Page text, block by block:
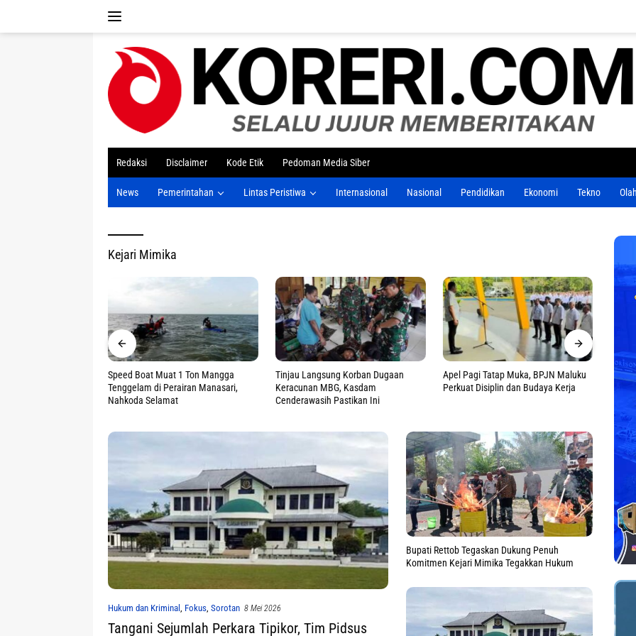
Redaksi Disclaimer Kode Etik Pedoman Media Siber
News Pemerintahan Lintas Peristiwa Internasional Nasional Pendidikan Ekonomi Tekno
Kejari Mimika
Tinjau Langsung Korban Dugaan
Keracunan MBG, Kasdam
Cenderawasih Pastikan Ini
Apel Pagi Tatap Muka, BPJN Maluku
Perkuat Disiplin dan Budaya Kerja
Semarak Kemerdekaan, Polda Papua
Tengah Ingatkan Masyarakat
Hukum dan Kriminal Fokus Sorotan 8 Mei 2026
Tangani Sejumlah Perkara Tipikor, Tim Pidsus
Bupati Rettob Tegaskan Dukung Penuh
Komitmen Kejari Mimika Tegakkan Hukum